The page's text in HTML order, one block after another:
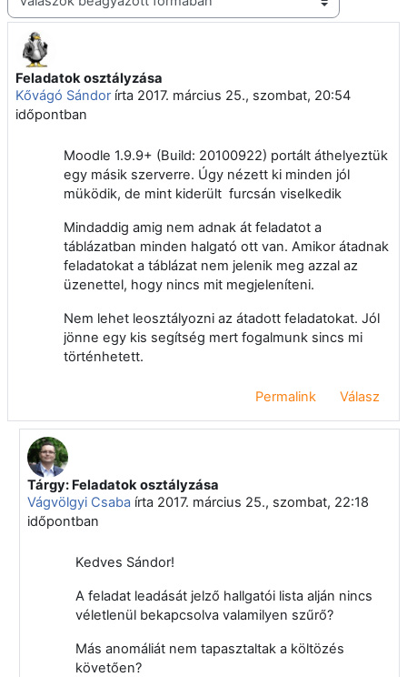
Megjelenítési mód
Feladatok osztályzása
Kővágó Sándor írta 2017. március 25., szombat, 20:54
időpontban
Válaszok szám: 2
Moodle 1.9.9+ (Build: 20100922) portált áthelyeztük
egy másik szerverre. Úgy nézett ki minden jól
müködik, de mint kiderült furcsán viselkedik
Mindaddig amig nem adnak át feladatot a
táblázatban minden halgató ott van. Amikor átadnak
feladatokat a táblázat nem jelenik meg azzal az
üzenettel, hogy nincs mit megjeleníteni.
Nem lehet leosztályozni az átadott feladatokat. Jól
jönne egy kis segítség mert fogalmunk sincs mi
történhetett.
Permalink Válasz
Válasz erre: Kővágó Sándor
Tárgy: Feladatok osztályzása
Vágvölgyi Csabaírta 2017. március 25., szombat, 22:18
időpontban
Kedves Sándor!
A feladat leadását jelző hallgatói lista alján nincs
véletlenül bekapcsolva valamilyen szűrő?
Más anomáliát nem tapasztaltak a költözés
követően?